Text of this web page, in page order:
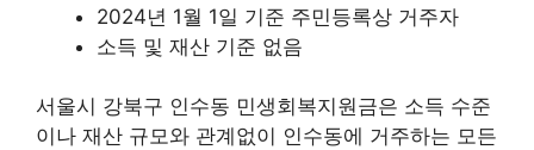
2024년 1월 1일 기준 주민등록상 거주자
소득 및 재산 기준 없음
서울시 강북구 인수동 민생회복지원금은 소득 수준
이나 재산 규모와 관계없이 인수동에 거주하는 모든